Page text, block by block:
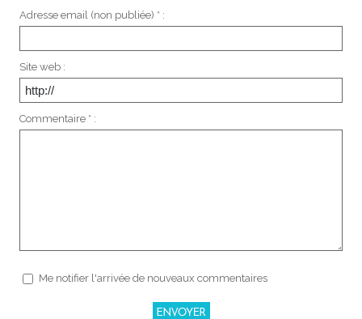
Adresse email (non publiée) * :
Site web :
Commentaire * :
Me notifier l'arrivée de nouveaux commentaires